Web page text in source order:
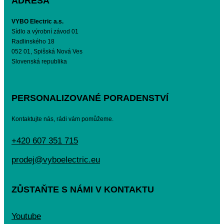
VYBO Electric a.s.
Sídlo a výrobní závod 01
Radlinského 18
052 01, Spišská Nová Ves
Slovenská republika
PERSONALIZOVANÉ PORADENSTVÍ
Kontaktujte nás, rádi vám pomůžeme.
+420 607 351 715
prodej@vyboelectric.eu
ZŮSTAŇTE S NÁMI V KONTAKTU
Youtube